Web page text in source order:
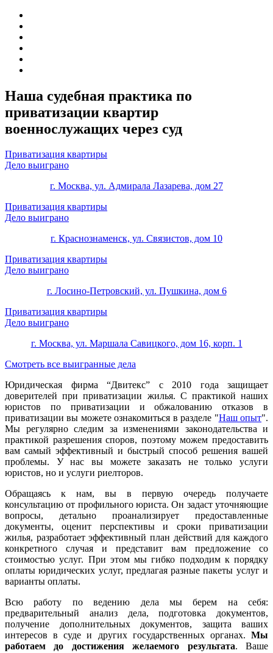
Наша судебная практика по
приватизации квартир
военнослужащих через суд
Приватизация квартиры
Дело выиграно
г. Москва, ул. Адмирала Лазарева, дом 27
Приватизация квартиры
Дело выиграно
г. Краснознаменск, ул. Связистов, дом 10
Приватизация квартиры
Дело выиграно
г. Лосино-Петровский, ул. Пушкина, дом 6
Приватизация квартиры
Дело выиграно
г. Москва, ул. Маршала Савицкого, дом 16, корп. 1
Смотреть все выигранные дела
Юридическая фирма “Двитекс” с 2010 года защищает
доверителей при приватизации жилья. С практикой наших
юристов по приватизации и обжалованию отказов в
приватизации вы можете ознакомиться в разделе "Наш опыт".
Мы регулярно следим за изменениями законодательства и
практикой разрешения споров, поэтому можем предоставить
вам самый эффективный и быстрый способ решения вашей
проблемы. У нас вы можете заказать не только услуги
юристов, но и услуги риелторов.
Обращаясь к нам, вы в первую очередь получаете
консультацию от профильного юриста. Он задаст уточняющие
вопросы, детально проанализирует предоставленные
документы, оценит перспективы и сроки приватизации
жилья, разработает эффективный план действий для каждого
конкретного случая и представит вам предложение со
стоимостью услуг. При этом мы гибко подходим к порядку
оплаты юридических услуг, предлагая разные пакеты услуг и
варианты оплаты.
Всю работу по ведению дела мы берем на себя:
предварительный анализ дела, подготовка документов,
получение дополнительных документов, защита ваших
интересов в суде и других государственных органах. Мы
работаем
до достижения желаемого результата. Ваше